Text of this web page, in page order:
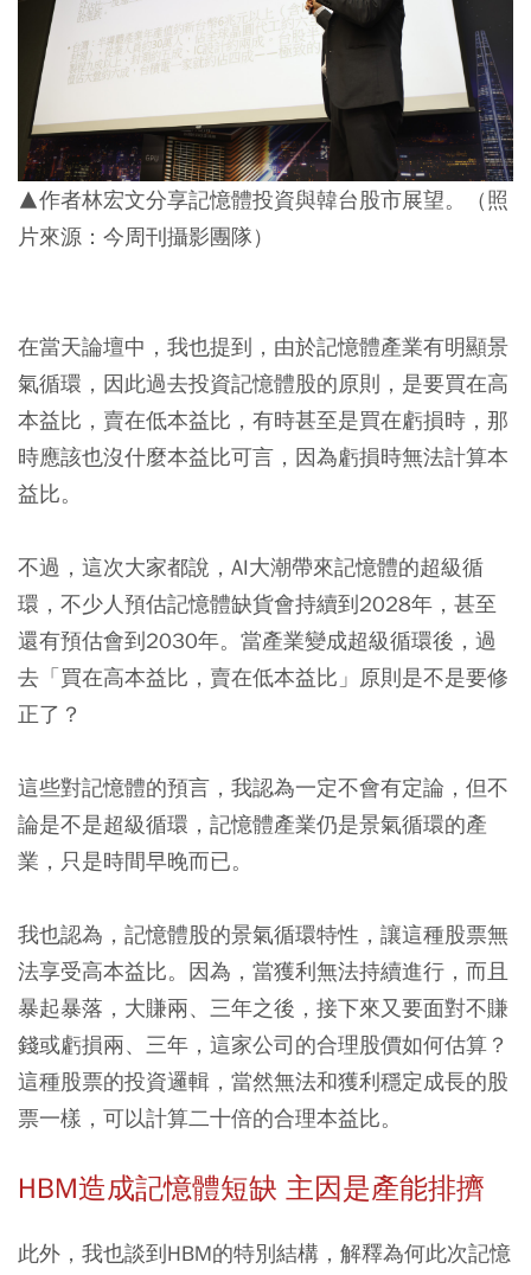
▲作者林宏文分享記憶體投資與韓台股市展望。（照
片來源：今周刊攝影團隊）
在當天論壇中，我也提到，由於記憶體產業有明顯景
氣循環，因此過去投資記憶體股的原則，是要買在高
本益比，賣在低本益比，有時甚至是買在虧損時，那
時應該也沒什麼本益比可言，因為虧損時無法計算本
益比。
不過，這次大家都說，AI大潮帶來記憶體的超級循
環，不少人預估記憶體缺貨會持續到2028年，甚至
還有預估會到2030年。當產業變成超級循環後，過
去「買在高本益比，賣在低本益比」原則是不是要修
正了？
這些對記憶體的預言，我認為一定不會有定論，但不
論是不是超級循環，記憶體產業仍是景氣循環的產
業，只是時間早晚而已。
我也認為，記憶體股的景氣循環特性，讓這種股票無
法享受高本益比。因為，當獲利無法持續進行，而且
暴起暴落，大賺兩、三年之後，接下來又要面對不賺
錢或虧損兩、三年，這家公司的合理股價如何估算？
這種股票的投資邏輯，當然無法和獲利穩定成長的股
票一樣，可以計算二十倍的合理本益比。
HBM造成記憶體短缺 主因是產能排擠
此外，我也談到HBM的特別結構，解釋為何此次記憶